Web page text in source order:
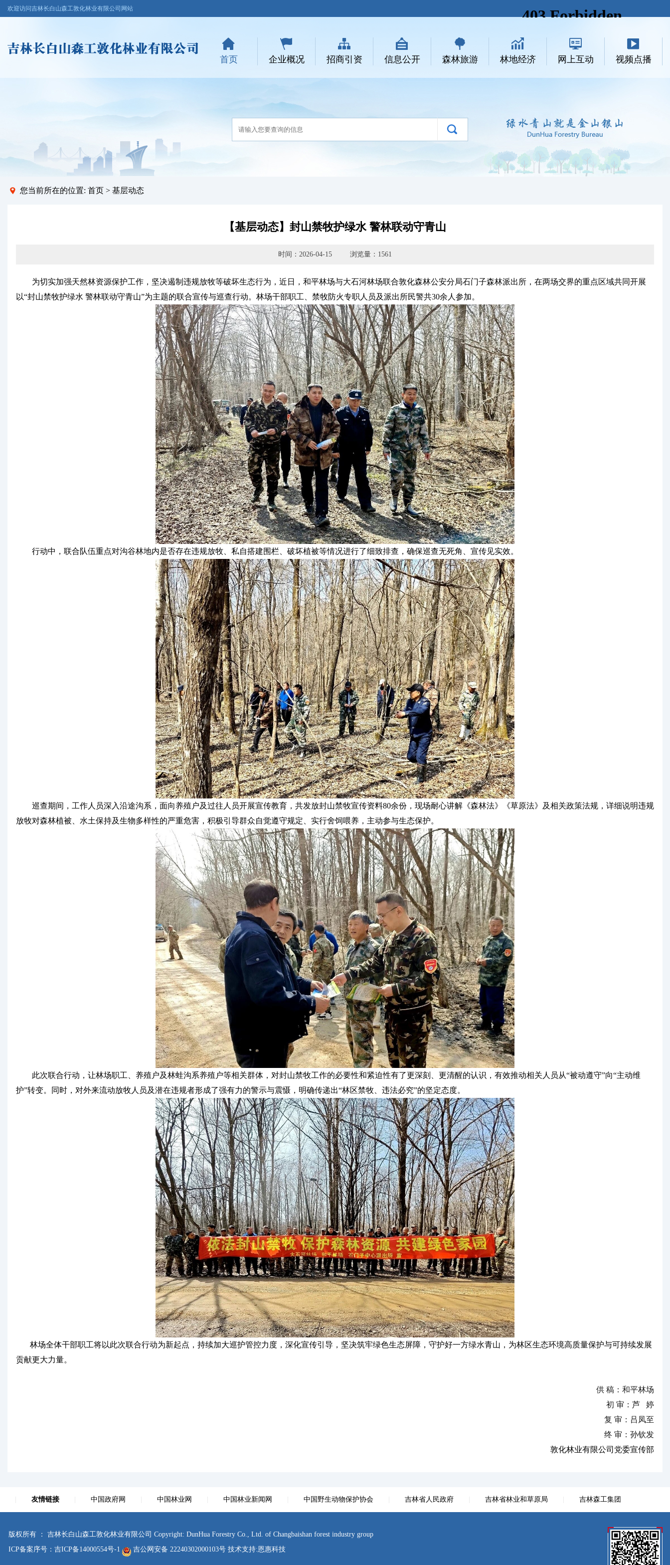
欢迎访问吉林长白山森工敦化林业有限公司网站
首页 企业概况 招商引资 信息公开 森林旅游 林地经济 网上互动 视频点播
您当前所在的位置: 首页 > 基层动态
【基层动态】封山禁牧护绿水 警林联动守青山
时间：2026-04-15 浏览量：1561
为切实加强天然林资源保护工作，坚决遏制违规放牧等破坏生态行为，近日，和平林场与大石河林场联合敦化森林公安分局石门子森林派出所，在两场交界的重点区域共同开展
以“封山禁牧护绿水 警林联动守青山”为主题的联合宣传与巡查行动。林场干部职工、禁牧防火专职人员及派出所民警共30余人参加。
行动中，联合队伍重点对沟谷林地内是否存在违规放牧、私自搭建围栏、破坏植被等情况进行了细致排查，确保巡查无死角、宣传见实效。
巡查期间，工作人员深入沿途沟系，面向养殖户及过往人员开展宣传教育，共发放封山禁牧宣传资料80余份，现场耐心讲解《森林法》《草原法》及相关政策法规，详细说明违规
放牧对森林植被、水土保持及生物多样性的严重危害，积极引导群众自觉遵守规定、实行舍饲喂养，主动参与生态保护。
此次联合行动，让林场职工、养殖户及林蛙沟系养殖户等相关群体，对封山禁牧工作的必要性和紧迫性有了更深刻、更清醒的认识，有效推动相关人员从“被动遵守”向“主动维
护”转变。同时，对外来流动放牧人员及潜在违规者形成了强有力的警示与震慑，明确传递出“林区禁牧、违法必究”的坚定态度。
林场全体干部职工将以此次联合行动为新起点，持续加大巡护管控力度，深化宣传引导，坚决筑牢绿色生态屏障，守护好一方绿水青山，为林区生态环境高质量保护与可持续发展
贡献更大力量。
供 稿：和平林场
初 审：芦 婷
复 审：吕凤至
终 审：孙钦发
敦化林业有限公司党委宣传部
友情链接 中国政府网 中国林业网 中国林业新闻网 中国野生动物保护协会 吉林省人民政府 吉林省林业和草原局 吉林森工集团
版权所有 ： 吉林长白山森工敦化林业有限公司 Copyright: DunHua Forestry Co., Ltd. of Changbaishan forest industry group
ICP备案序号： 吉ICP备14000554号-1 吉公网安备 22240302000103号 技术支持:恩惠科技